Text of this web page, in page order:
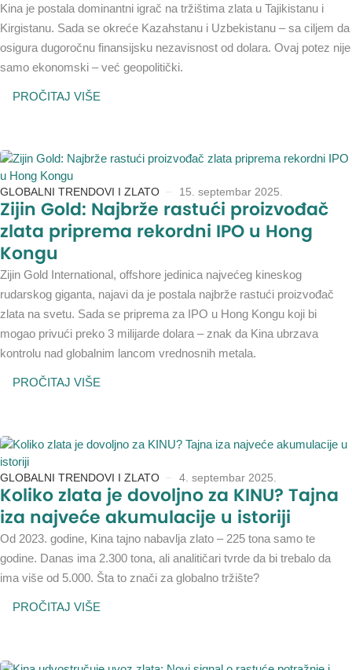
Kina je postala dominantni igrač na tržištima zlata u Tajikistanu i
Kirgistanu. Sada se okreće Kazahstanu i Uzbekistanu – sa ciljem da
osigura dugoročnu finansijsku nezavisnost od dolara. Ovaj potez nije
samo ekonomski – već geopolitički.
PROČITAJ VIŠE
GLOBALNI TRENDOVI I ZLATO 15. septembar 2025.
Zijin Gold: Najbrže rastući proizvođač
zlata priprema rekordni IPO u Hong
Kongu
Zijin Gold International, offshore jedinica najvećeg kineskog
rudarskog giganta, najavi da je postala najbrže rastući proizvođač
zlata na svetu. Sada se priprema za IPO u Hong Kongu koji bi
mogao privući preko 3 milijarde dolara – znak da Kina ubrzava
kontrolu nad globalnim lancom vrednosnih metala.
PROČITAJ VIŠE
GLOBALNI TRENDOVI I ZLATO 4. septembar 2025.
Koliko zlata je dovoljno za KINU? Tajna
iza najveće akumulacije u istoriji
Od 2023. godine, Kina tajno nabavlja zlato – 225 tona samo te
godine. Danas ima 2.300 tona, ali analitičari tvrde da bi trebalo da
ima više od 5.000. Šta to znači za globalno tržište?
PROČITAJ VIŠE